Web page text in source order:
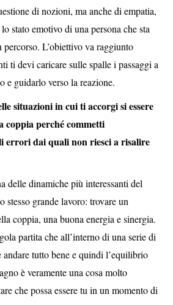
di nozioni, ma anche di empatia,
stato emotivo di una persona che sta
L’obiettivo va raggiunto
ti devi caricare sulle spalle i passaggi a
e guidarlo verso la reazione.
situazioni in cui ti accorgi si essere
coppia perché commetti
errori dai quali non riesci a risalire
delle dinamiche più interessanti del
stesso grande lavoro: trovare un
coppia, una buona energia e sinergia.
partita che all’interno di una serie di
tutto bene e quindi l’equilibrio
è veramente una cosa molto
che possa essere tu in un momento di